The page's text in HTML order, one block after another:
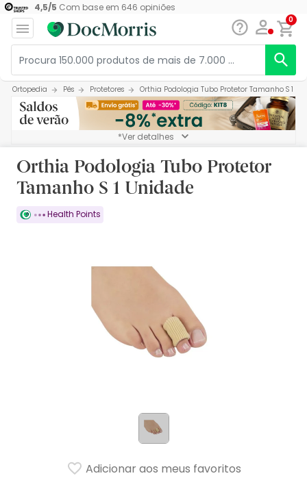
4,5/5 Com base em 646 opiniões
0
Ortopedia Pés Protetores Orthia Podologia Tubo Protetor Tamanho S 1
*Ver detalhes
Orthia Podologia Tubo Protetor
Tamanho S 1 Unidade
Health Points
Adicionar aos meus favoritos